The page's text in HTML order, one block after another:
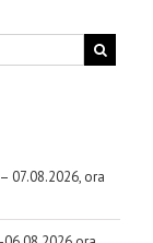
07.08.2026, ora